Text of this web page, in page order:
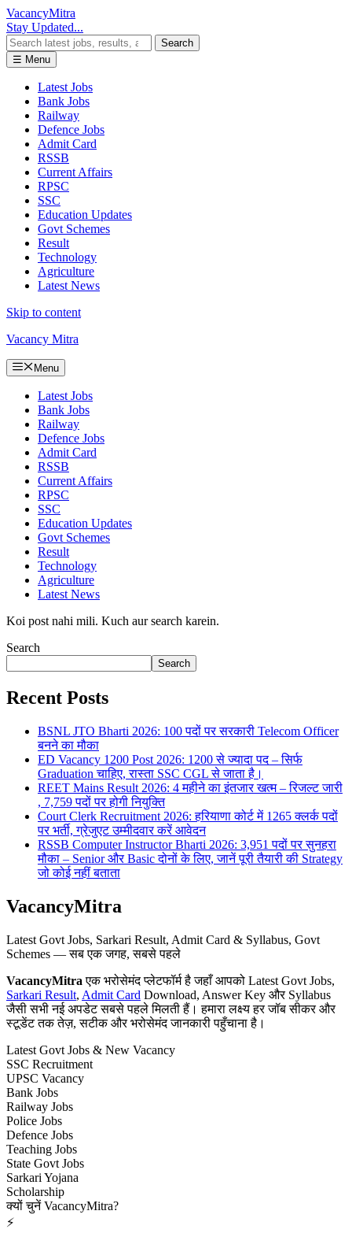
VacancyMitra
Stay Updated...
Search
☰ Menu
Latest Jobs
Bank Jobs
Railway
Defence Jobs
Admit Card
RSSB
Current Affairs
RPSC
SSC
Education Updates
Govt Schemes
Result
Technology
Agriculture
Latest News
Skip to content
Vacancy Mitra
Menu
Latest Jobs
Bank Jobs
Railway
Defence Jobs
Admit Card
RSSB
Current Affairs
RPSC
SSC
Education Updates
Govt Schemes
Result
Technology
Agriculture
Latest News
Koi post nahi mili. Kuch aur search karein.
Search
Search
Recent Posts
BSNL JTO Bharti 2026: 100 पदों पर सरकारी Telecom Officer
बनने का मौका
ED Vacancy 1200 Post 2026: 1200 से ज्यादा पद – सिर्फ
Graduation चाहिए, रास्ता SSC CGL से जाता है।
REET Mains Result 2026: 4 महीने का इंतजार खत्म – रिजल्ट जारी
, 7,759 पदों पर होगी नियुक्ति
Court Clerk Recruitment 2026: हरियाणा कोर्ट में 1265 क्लर्क पदों
पर भर्ती, ग्रेजुएट उम्मीदवार करें आवेदन
RSSB Computer Instructor Bharti 2026: 3,951 पदों पर सुनहरा
मौका – Senior और Basic दोनों के लिए, जानें पूरी तैयारी की Strategy
जो कोई नहीं बताता
VacancyMitra
Latest Govt Jobs, Sarkari Result, Admit Card & Syllabus, Govt
Schemes — सब एक जगह, सबसे पहले
VacancyMitra एक भरोसेमंद प्लेटफॉर्म है जहाँ आपको Latest Govt Jobs,
Sarkari Result, Admit Card Download, Answer Key और Syllabus
जैसी सभी नई अपडेट सबसे पहले मिलती हैं। हमारा लक्ष्य हर जॉब सीकर और
स्टूडेंट तक तेज़, सटीक और भरोसेमंद जानकारी पहुँचाना है।
Latest Govt Jobs & New Vacancy
SSC Recruitment
UPSC Vacancy
Bank Jobs
Railway Jobs
Police Jobs
Defence Jobs
Teaching Jobs
State Govt Jobs
Sarkari Yojana
Scholarship
क्यों चुनें VacancyMitra?
⚡